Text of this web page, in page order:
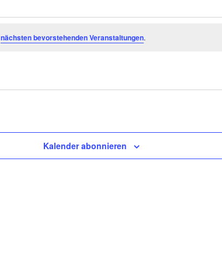
nächsten bevorstehenden Veranstaltungen.
Kalender abonnieren